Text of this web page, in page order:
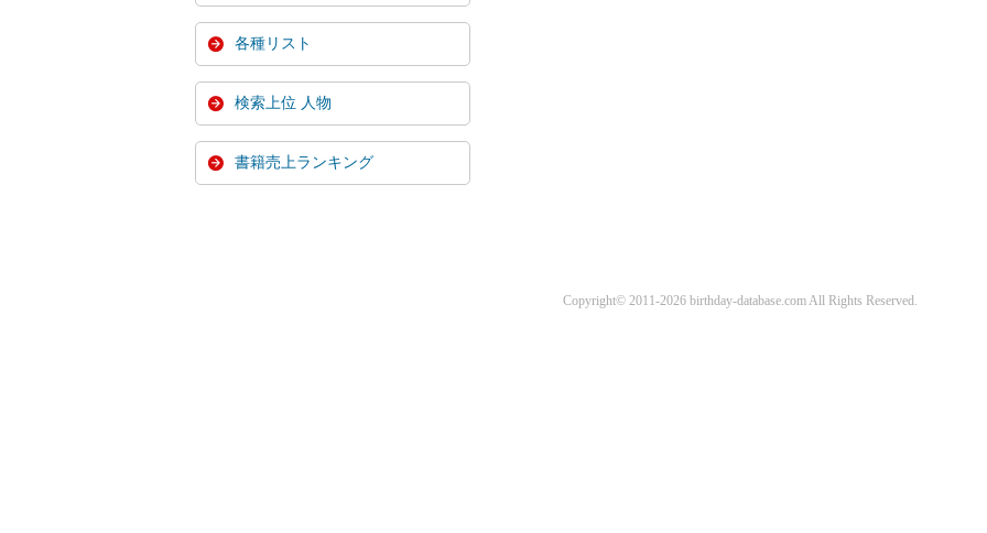
各種リスト
検索上位 人物
書籍売上ランキング
Copyright© 2011-2026 birthday-database.com All Rights Reserved.